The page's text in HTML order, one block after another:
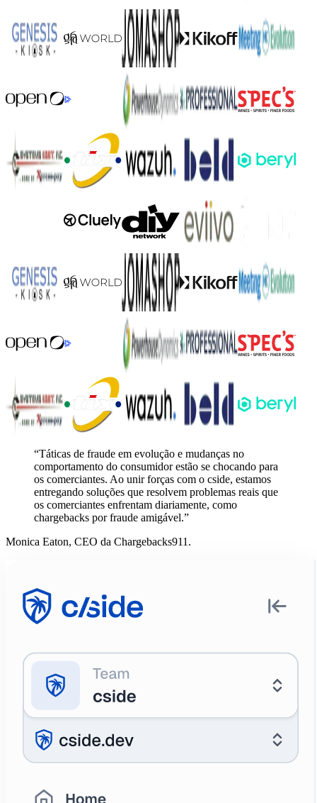
Usado por equipes de segurança e antifraude corporativas:
“Táticas de fraude em evolução e mudanças no
comportamento do consumidor estão se chocando para
os comerciantes enfrentam diariamente, como
chargebacks por fraude amigável.”
Monica Eaton, CEO da Chargebacks911.